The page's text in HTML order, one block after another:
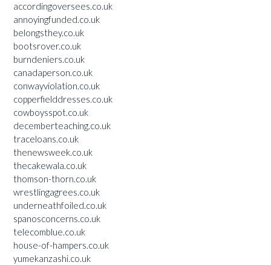
accordingoversees.co.uk
annoyingfunded.co.uk
belongsthey.co.uk
bootsrover.co.uk
burndeniers.co.uk
canadaperson.co.uk
conwayviolation.co.uk
copperfielddresses.co.uk
cowboysspot.co.uk
decemberteaching.co.uk
traceloans.co.uk
thenewsweek.co.uk
thecakewala.co.uk
thomson-thorn.co.uk
wrestlingagrees.co.uk
underneathfoiled.co.uk
spanosconcerns.co.uk
telecomblue.co.uk
house-of-hampers.co.uk
yumekanzashi.co.uk